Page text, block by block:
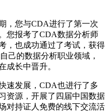
，您与CDA进行了第一次
。您报考了CDA数据分析师
，也成功通过了考试 ， 获得
己的数据分析职业领域，
成长中晋升。
速发展， CDA也进行了多
资源，开展了四届中国数据
对持证人免费的线下交流活